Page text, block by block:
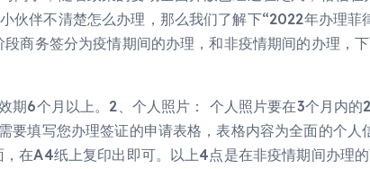
伙伴不清楚怎么办理，那么我们了解下“2022年办理菲
商务签分为疫情期间的办理，和非疫情期间的办理，
期6个月以上。2、个人照片： 个人照片要在3个月内的
要填写您办理签证的申请表格，表格内容为全面的个人
，在A4纸上复印出即可。以上4点是在非疫情期间办理